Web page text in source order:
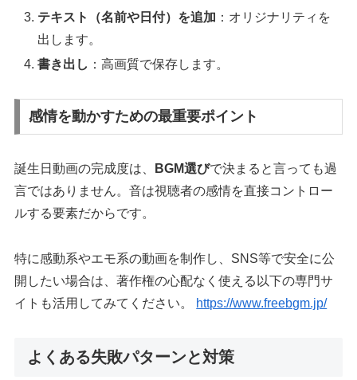
テキスト（名前や日付）を追加 ：オリジナリティを
出します。
書き出し ：高画質で保存します。
感情を動かすための最重要ポイント
誕生日動画の完成度は、 BGM選びで決まると言っても過
言ではありません。音は視聴者の感情を直接コントロー
ルする要素だからです。
特に感動系やエモ系の動画を制作し、SNS等で安全に公
開したい場合は、著作権の心配なく使える以下の専門サ
イトも活用してみてください。
https://www.freebgm.jp/
よくある失敗パターンと対策